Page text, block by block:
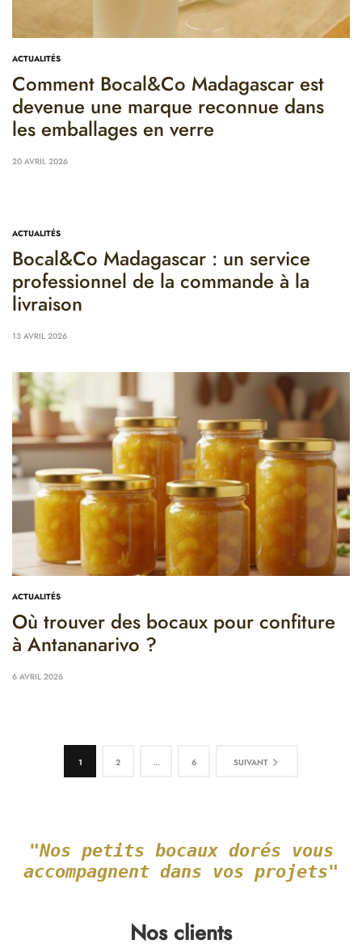
ACTUALITÉS
Comment Bocal&Co Madagascar est
devenue une marque reconnue dans
les emballages en verre
20 AVRIL 2026
ACTUALITÉS
Bocal&Co Madagascar : un service
professionnel de la commande à la
livraison
13 AVRIL 2026
ACTUALITÉS
Où trouver des bocaux pour confiture
à Antananarivo ?
6 AVRIL 2026
1 2 … 6 SUIVANT
"Nos petits bocaux dorés vous
accompagnent dans vos projets"
Nos clients